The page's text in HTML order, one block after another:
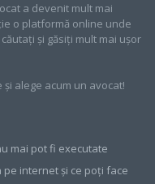
a devenit mult mai
o platformă online unde
și găsiți mult mai ușor
alege acum un avocat!
mai pot fi executate
internet și ce poți face